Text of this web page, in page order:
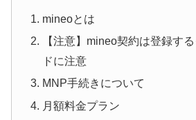
mineoとは
【注意】mineo契約は登録す
ドに注意
MNP手続きについて
月額料金プラン